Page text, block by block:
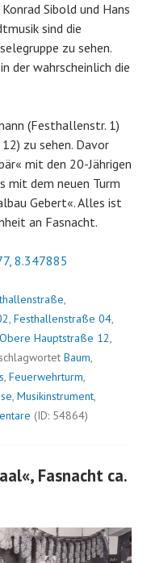
Sibold und Hans
sind die
zu sehen.
der wahrscheinlich die
(Festhallenstr. 1)
zu sehen. Davor
mit den 20-Jährigen
mit dem neuen Turm
Gebert«. Alles ist
an Fasnacht.
8.347885
,
, Festhallenstraße 04,
Obere Hauptstraße 12,
Baum,
, Feuerwehrturm,
, Musikinstrument,
(ID: 54864)
Fasnacht ca.